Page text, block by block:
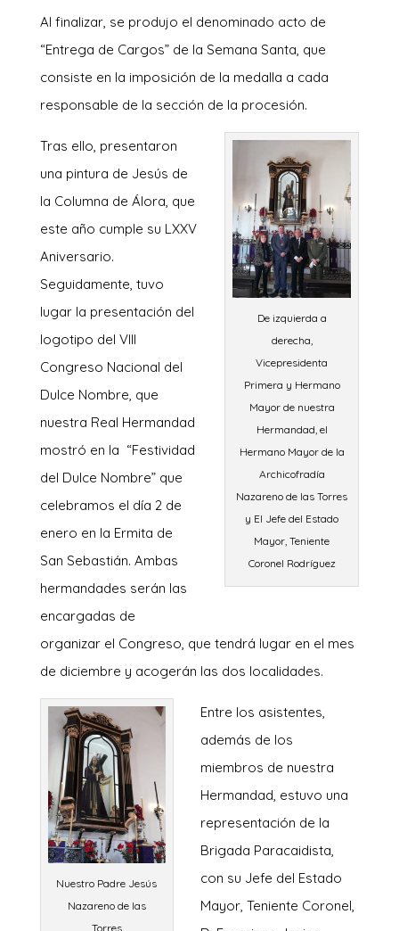
Al finalizar, se produjo el denominado acto de
“Entrega de Cargos” de la Semana Santa, que
consiste en la imposición de la medalla a cada
responsable de la sección de la procesión.
De izquierda a
derecha,
Vicepresidenta
Primera y Hermano
Mayor de nuestra
Hermandad, el
Hermano Mayor de la
Archicofradía
Nazareno de las Torres
y El Jefe del Estado
Mayor, Teniente
Coronel Rodríguez
Tras ello, presentaron
una pintura de Jesús de
la Columna de Álora, que
este año cumple su LXXV
Aniversario.
Seguidamente, tuvo
lugar la presentación del
logotipo del VIII
Congreso Nacional del
Dulce Nombre, que
nuestra Real Hermandad
mostró en la “Festividad
del Dulce Nombre” que
celebramos el día 2 de
enero en la Ermita de
San Sebastián. Ambas
hermandades serán las
encargadas de
organizar el Congreso, que tendrá lugar en el mes
de diciembre y acogerán las dos localidades.
Nuestro Padre Jesús
Nazareno de las
Torres
Entre los asistentes,
además de los
miembros de nuestra
Hermandad, estuvo una
representación de la
Brigada Paracaidista,
con su Jefe del Estado
Mayor, Teniente Coronel,